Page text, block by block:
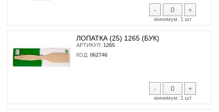
- +
минимум: 1 шт
ЛОПАТКА (25) 1265 (БУК)
АРТИКУЛ: 1265
КОД: 062746
- +
минимум: 1 шт